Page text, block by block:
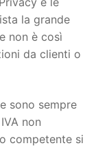
la grande
non è così
da clienti o
sono sempre
non
competente si